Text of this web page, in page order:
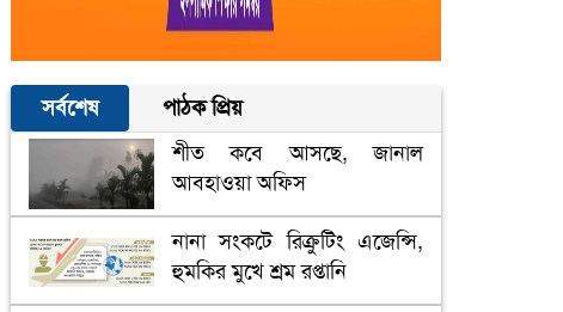
সর্বশেষ
পাঠক প্রিয়
শীত কবে আসছে, জানাল
আবহাওয়া অফিস
নানা সংকটে রিক্রুটিং এজেন্সি,
হুমকির মুখে শ্রম রপ্তানি